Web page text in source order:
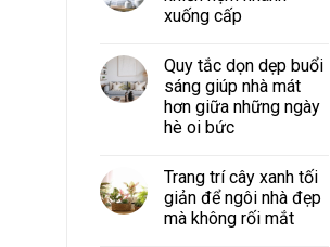
xuống cấp
Quy tắc dọn dẹp buổi
sáng giúp nhà mát
hơn giữa những ngày
hè oi bức
Trang trí cây xanh tối
giản để ngôi nhà đẹp
mà không rối mắt